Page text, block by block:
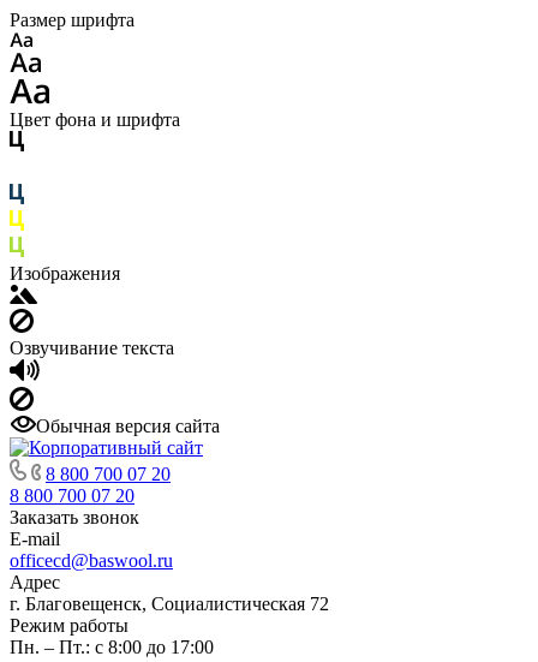
Размер шрифта
Цвет фона и шрифта
Изображения
Озвучивание текста
Обычная версия сайта
8 800 700 07 20
8 800 700 07 20
Заказать звонок
E-mail
officecd@baswool.ru
Адрес
г. Благовещенск, Социалистическая 72
Режим работы
Пн. – Пт.: с 8:00 до 17:00